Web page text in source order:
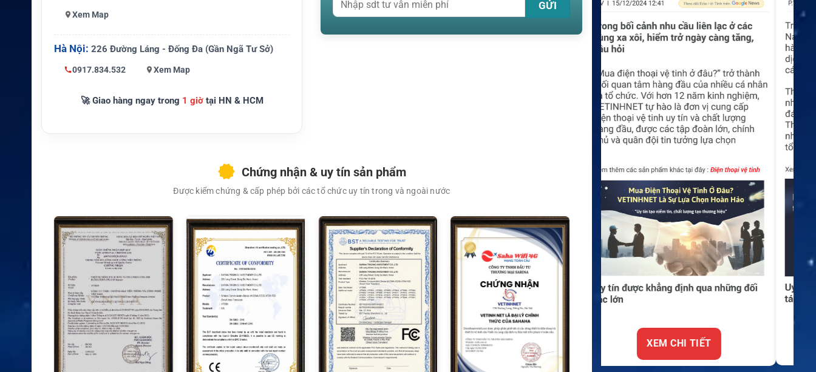
g thích
Hãng sản xu
Kenwood
Đơn vị phân
Kenwood chính hãng
Xem Map
Hà Nội: 226 Đường Láng - Đống Đa (Gần Ngã Tư Sở)
0917.834.532 Xem Map
🚀 Giao hàng ngay trong 1 giờtại HN & HCM
Chứng nhận & uy tín sản phẩm
Được kiểm chứng & cấp phép bởi các tổ chức uy tín trong và ngoài nước
XEM CHI TIẾT XEM CHI TIẾT XEM CHI TIẾT XEM CHI TIẾT